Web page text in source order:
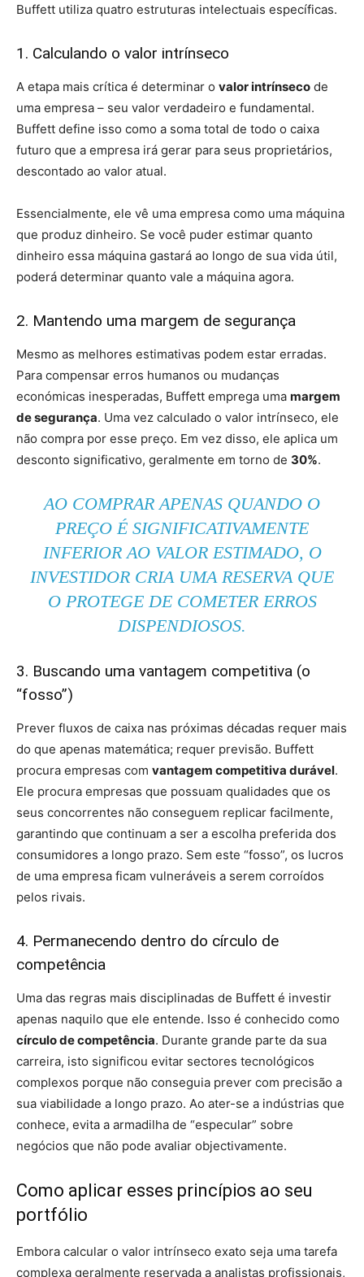
Buffett utiliza quatro estruturas intelectuais específicas.
1. Calculando o valor intrínseco
A etapa mais crítica é determinar o valor intrínseco de
uma empresa – seu valor verdadeiro e fundamental.
Buffett define isso como a soma total de todo o caixa
futuro que a empresa irá gerar para seus proprietários,
descontado ao valor atual.
Essencialmente, ele vê uma empresa como uma máquina
que produz dinheiro. Se você puder estimar quanto
dinheiro essa máquina gastará ao longo de sua vida útil,
poderá determinar quanto vale a máquina agora.
2. Mantendo uma margem de segurança
Mesmo as melhores estimativas podem estar erradas.
Para compensar erros humanos ou mudanças
económicas inesperadas, Buffett emprega uma margem
de segurança. Uma vez calculado o valor intrínseco, ele
não compra por esse preço. Em vez disso, ele aplica um
desconto significativo, geralmente em torno de 30%.
AO COMPRAR APENAS QUANDO O
PREÇO É SIGNIFICATIVAMENTE
INFERIOR AO VALOR ESTIMADO, O
INVESTIDOR CRIA UMA RESERVA QUE
O PROTEGE DE COMETER ERROS
DISPENDIOSOS.
3. Buscando uma vantagem competitiva (o
“fosso”)
Prever fluxos de caixa nas próximas décadas requer mais
do que apenas matemática; requer previsão. Buffett
procura empresas com vantagem competitiva durável.
Ele procura empresas que possuam qualidades que os
seus concorrentes não conseguem replicar facilmente,
garantindo que continuam a ser a escolha preferida dos
consumidores a longo prazo. Sem este “fosso”, os lucros
de uma empresa ficam vulneráveis ​​a serem corroídos
pelos rivais.
4. Permanecendo dentro do círculo de
competência
Uma das regras mais disciplinadas de Buffett é investir
apenas naquilo que ele entende. Isso é conhecido como
círculo de competência. Durante grande parte da sua
carreira, isto significou evitar sectores tecnológicos
complexos porque não conseguia prever com precisão a
sua viabilidade a longo prazo. Ao ater-se a indústrias que
conhece, evita a armadilha de “especular” sobre
negócios que não pode avaliar objectivamente.
Como aplicar esses princípios ao seu
portfólio
Embora calcular o valor intrínseco exato seja uma tarefa
complexa geralmente reservada a analistas profissionais,